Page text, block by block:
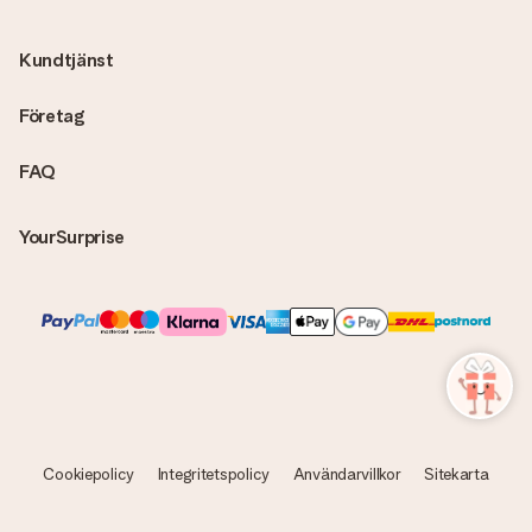
FAQ
YourSurprise
Kundtjänst
Företag
Cookiepolicy Integritetspolicy Användarvillkor Sitekarta